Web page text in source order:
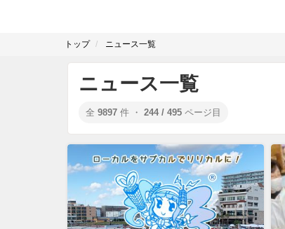
トップ ニュース一覧
ニュース一覧
全 9897 件 ・ 244 / 495 ページ目